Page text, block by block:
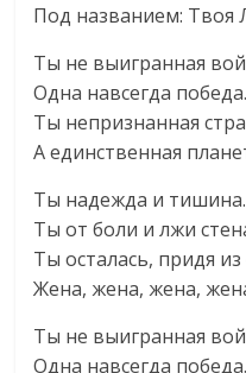
Под названием: Твоя
Ты не выигранная
Одна навсегда победа.
Ты непризнанная
А единственная
Ты надежда и тишина.
Ты от боли и лжи
Ты осталась, придя из
Жена, жена, жена,
Ты не выигранная
Одна навсегда победа.